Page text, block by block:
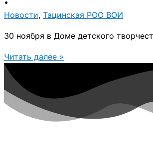
Новости, Тацинская РОО ВОИ
30 ноября в Доме детского
Читать далее »